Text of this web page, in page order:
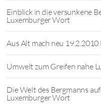
Einblick in die versunkene
Luxemburger Wort
Aus Alt mach neu
Umwelt zum Greifen nahe
Die Welt des Bergmanns
Luxemburger Wort